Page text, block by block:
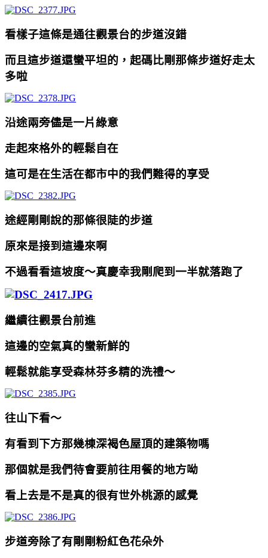
看樣子這條是通往觀景台的步道沒錯
而且這步道還蠻平坦的，起碼比剛那條步道好走太
多啦
沿途兩旁儘是一片綠意
走起來格外的輕鬆自在
這可是在生活在都市中的我們難得的享受
途經剛剛說的那條很陡的步道
原來是接到這邊來啊
不過看看這坡度～真慶幸我剛爬到一半就落跑了
繼續往觀景台前進
這邊的空氣真的蠻新鮮的
輕鬆就能享受森林芬多精的洗禮～
往山下看～
有看到下方那幾棟深褐色屋頂的建築物嗎
那個就是我們待會要前往用餐的地方呦
看上去是不是真的很有世外桃源的感覺
步道旁除了有剛剛粉紅色花朵外